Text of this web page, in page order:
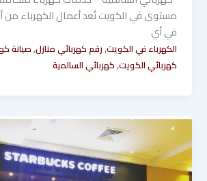
مستوى في الكويت تُعد أعمال الكهرباء من
في أي
الكهرباء في الكويت,رقم كهربائي منازل,صيانة
كهربائي الكويت,كهربائي السالمية